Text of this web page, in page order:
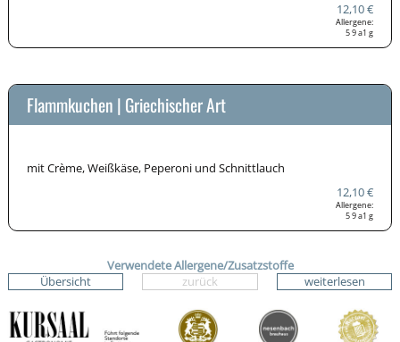
12,10 €
Allergene:
59a1 g
Flammkuchen | Griechischer Art
mit Crème, Weißkäse, Peperoni und Schnittlauch
12,10 €
Allergene:
59a1 g
Verwendete Allergene/Zusatzstoffe
Übersicht
zurück weiterlesen